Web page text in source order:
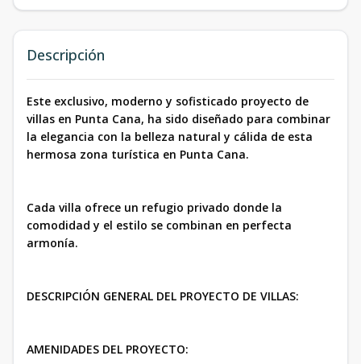
Descripción
Este exclusivo, moderno y sofisticado proyecto de
villas en Punta Cana, ha sido diseñado para combinar
la elegancia con la belleza natural y cálida de esta
hermosa zona turística en Punta Cana.
Cada villa ofrece un refugio privado donde la
comodidad y el estilo se combinan en perfecta
armonía.
DESCRIPCIÓN GENERAL DEL PROYECTO DE VILLAS:
AMENIDADES DEL PROYECTO: